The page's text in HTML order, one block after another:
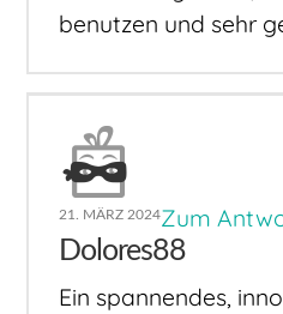
benutzen und sehr
21. MÄRZ 2024Zum
Dolores88
Ein spannendes,